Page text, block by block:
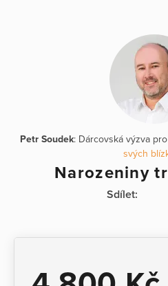
Petr Soudek: Dárcovská výzva
svých
Narozeniny
Sdílet: